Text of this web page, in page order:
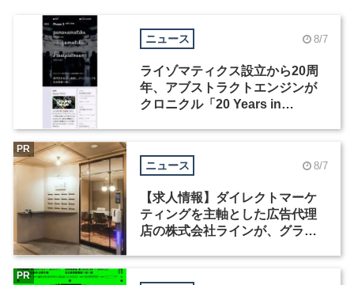
ニュース 8/7
ライゾマティクス設立から20周
年、アブストラクトエンジンが
クロニクル「20 Years in
ニュース 8/7
【求人情報】ダイレクトマーケ
ティングを主軸とした広告代理
店の株式会社ラインが、グラフ
PR
PR